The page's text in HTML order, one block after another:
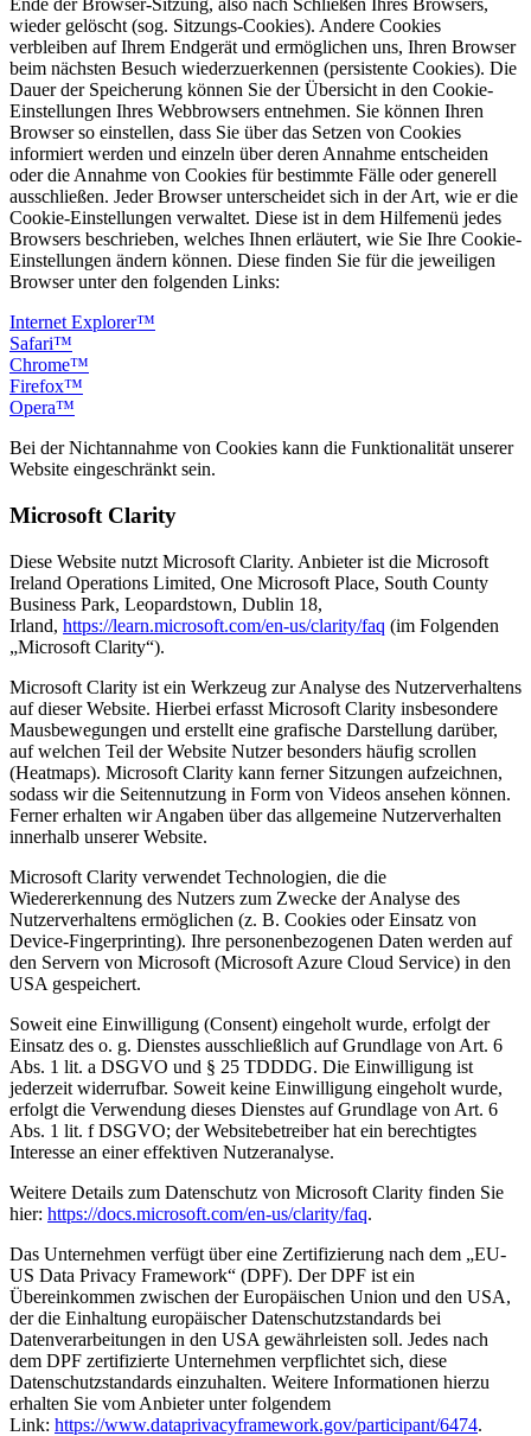
Ende der Browser-Sitzung, also nach Schließen Ihres Browsers,
wieder gelöscht (sog. Sitzungs-Cookies). Andere Cookies
verbleiben auf Ihrem Endgerät und ermöglichen uns, Ihren Browser
beim nächsten Besuch wiederzuerkennen (persistente Cookies). Die
Dauer der Speicherung können Sie der Übersicht in den Cookie-
Einstellungen Ihres Webbrowsers entnehmen. Sie können Ihren
Browser so einstellen, dass Sie über das Setzen von Cookies
informiert werden und einzeln über deren Annahme entscheiden
oder die Annahme von Cookies für bestimmte Fälle oder generell
ausschließen. Jeder Browser unterscheidet sich in der Art, wie er die
Cookie-Einstellungen verwaltet. Diese ist in dem Hilfemenü jedes
Browsers beschrieben, welches Ihnen erläutert, wie Sie Ihre Cookie-
Einstellungen ändern können. Diese finden Sie für die jeweiligen
Browser unter den folgenden Links:
Internet Explorer™
Safari™
Chrome™
Firefox™
Opera™
Bei der Nichtannahme von Cookies kann die Funktionalität unserer
Website eingeschränkt sein.
Microsoft Clarity
Diese Website nutzt Microsoft Clarity. Anbieter ist die Microsoft
Ireland Operations Limited, One Microsoft Place, South County
Business Park, Leopardstown, Dublin 18,
Irland, https://learn.microsoft.com/en-us/clarity/faq (im Folgenden
„Microsoft Clarity“).
Microsoft Clarity ist ein Werkzeug zur Analyse des Nutzerverhaltens
auf dieser Website. Hierbei erfasst Microsoft Clarity insbesondere
Mausbewegungen und erstellt eine grafische Darstellung darüber,
auf welchen Teil der Website Nutzer besonders häufig scrollen
(Heatmaps). Microsoft Clarity kann ferner Sitzungen aufzeichnen,
sodass wir die Seitennutzung in Form von Videos ansehen können.
Ferner erhalten wir Angaben über das allgemeine Nutzerverhalten
innerhalb unserer Website.
Microsoft Clarity verwendet Technologien, die die
Wiedererkennung des Nutzers zum Zwecke der Analyse des
Nutzerverhaltens ermöglichen (z. B. Cookies oder Einsatz von
Device-Fingerprinting). Ihre personenbezogenen Daten werden auf
den Servern von Microsoft (Microsoft Azure Cloud Service) in den
USA gespeichert.
Soweit eine Einwilligung (Consent) eingeholt wurde, erfolgt der
Einsatz des o. g. Dienstes ausschließlich auf Grundlage von Art. 6
Abs. 1 lit. a DSGVO und § 25 TDDDG. Die Einwilligung ist
jederzeit widerrufbar. Soweit keine Einwilligung eingeholt wurde,
erfolgt die Verwendung dieses Dienstes auf Grundlage von Art. 6
Abs. 1 lit. f DSGVO; der Websitebetreiber hat ein berechtigtes
Interesse an einer effektiven Nutzeranalyse.
Weitere Details zum Datenschutz von Microsoft Clarity finden Sie
hier: https://docs.microsoft.com/en-us/clarity/faq.
Das Unternehmen verfügt über eine Zertifizierung nach dem „EU-
US Data Privacy Framework“ (DPF). Der DPF ist ein
Übereinkommen zwischen der Europäischen Union und den USA,
der die Einhaltung europäischer Datenschutzstandards bei
Datenverarbeitungen in den USA gewährleisten soll. Jedes nach
dem DPF zertifizierte Unternehmen verpflichtet sich, diese
Datenschutzstandards einzuhalten. Weitere Informationen hierzu
erhalten Sie vom Anbieter unter folgendem
Link: https://www.dataprivacyframework.gov/participant/6474.